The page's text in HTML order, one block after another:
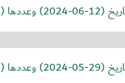
(
2024-06-12) وعددها (4)
(
2024-05-29) وعددها (5)